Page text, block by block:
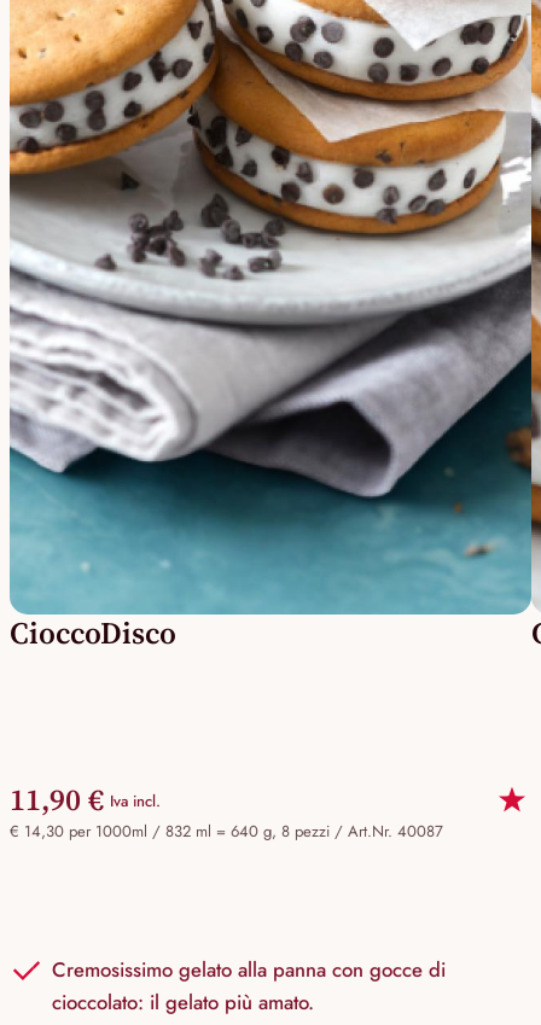
CioccoDisco
11,90 € Iva incl.
€ 14,30 per 1000ml / 832 ml = 640 g, 8 pezzi / Art.Nr. 40087
Cremosissimo gelato alla panna con gocce di
cioccolato: il gelato più amato.